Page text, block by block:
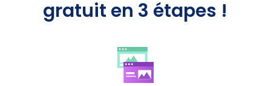
gratuit en 3 étapes !